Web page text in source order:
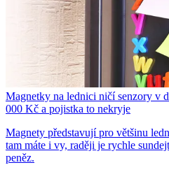
Magnetky na lednici ničí senzory v
000 Kč a pojistka to nekryje
Magnety představují pro většinu
tam máte i vy, raději je rychle
peněz.